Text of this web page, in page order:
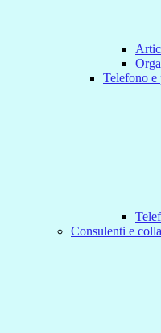
Telefono e
Consulenti e